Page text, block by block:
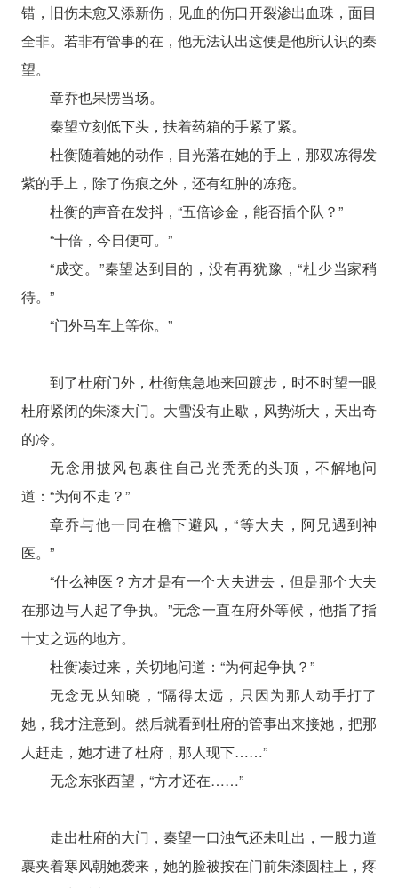
错，旧伤未愈又添新伤，见血的伤口开裂渗出血珠，面目
全非。若非有管事的在，他无法认出这便是他所认识的秦
望。
章乔也呆愣当场。
秦望立刻低下头，扶着药箱的手紧了紧。
杜衡随着她的动作，目光落在她的手上，那双冻得发
紫的手上，除了伤痕之外，还有红肿的冻疮。
杜衡的声音在发抖，“五倍诊金，能否插个队？”
“十倍，今日便可。”
“成交。”秦望达到目的，没有再犹豫，“杜少当家稍
待。”
“门外马车上等你。”
到了杜府门外，杜衡焦急地来回踱步，时不时望一眼
杜府紧闭的朱漆大门。大雪没有止歇，风势渐大，天出奇
的冷。
无念用披风包裹住自己光秃秃的头顶，不解地问
道：“为何不走？”
章乔与他一同在檐下避风，“等大夫，阿兄遇到神
医。”
“什么神医？方才是有一个大夫进去，但是那个大夫
在那边与人起了争执。”无念一直在府外等候，他指了指
十丈之远的地方。
杜衡凑过来，关切地问道：“为何起争执？”
无念无从知晓，“隔得太远，只因为那人动手打了
她，我才注意到。然后就看到杜府的管事出来接她，把那
人赶走，她才进了杜府，那人现下……”
无念东张西望，“方才还在……”
走出杜府的大门，秦望一口浊气还未吐出，一股力道
裹夹着寒风朝她袭来，她的脸被按在门前朱漆圆柱上，疼